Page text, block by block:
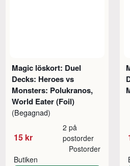
Magic löskort: Duel
Decks: Heroes vs
Monsters: Polukranos,
World Eater (Foil)
(Begagnad)
15 kr
2 på
postorder
Butiken
Postorder